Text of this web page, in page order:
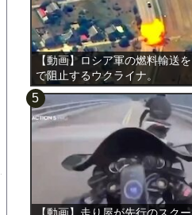
【動画】ロシア軍の燃料輸送
で阻止するウクライナ。
【動画】走り屋が先行のスク